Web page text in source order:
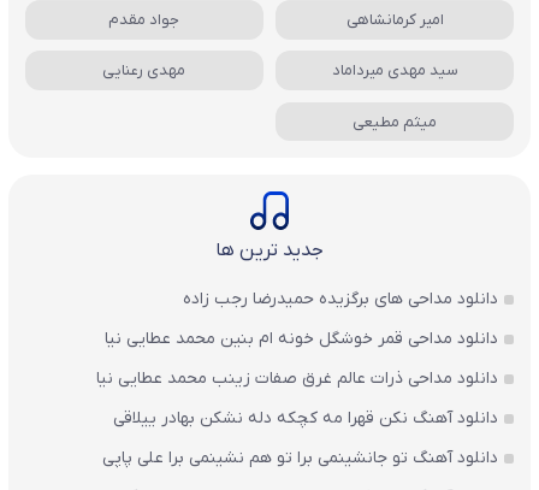
امیر کرمانشاهی جواد مقدم
سید مهدی میرداماد مهدی رعنایی
میثم مطیعی
جدید ترین ها
دانلود مداحی های برگزیده حمیدرضا رجب زاده
دانلود مداحی قمر خوشگل خونه ام بنین محمد عطایی نیا
دانلود مداحی ذرات عالم غرق صفات زینب محمد عطایی نیا
دانلود آهنگ نکن قهرا مه کچکه دله نشکن بهادر ییلاقی
دانلود آهنگ تو جانشینمی برا تو هم نشینمی برا علی پاپی